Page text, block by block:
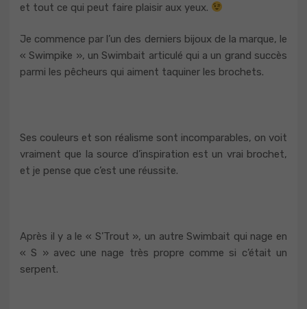
et tout ce qui peut faire plaisir aux yeux.
Je commence par l’un des derniers bijoux de la marque, le
« Swimpike », un Swimbait articulé qui a un grand succès
parmi les pêcheurs qui aiment taquiner les brochets.
Ses couleurs et son réalisme sont incomparables, on voit
vraiment que la source d’inspiration est un vrai brochet,
et je pense que c’est une réussite.
Après il y a le « S’Trout », un autre Swimbait qui nage en
« S » avec une nage très propre comme si c’était un
serpent.